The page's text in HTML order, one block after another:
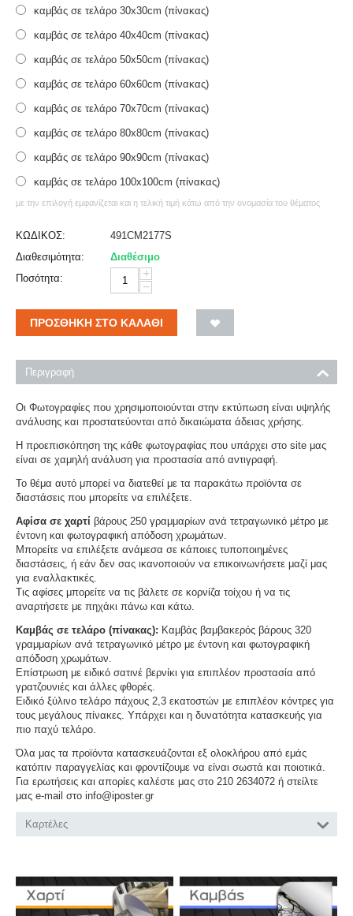
καμβάς σε τελάρο 30x30cm (πίνακας)
καμβάς σε τελάρο 40x40cm (πίνακας)
καμβάς σε τελάρο 50x50cm (πίνακας)
καμβάς σε τελάρο 60x60cm (πίνακας)
καμβάς σε τελάρο 70x70cm (πίνακας)
καμβάς σε τελάρο 80x80cm (πίνακας)
καμβάς σε τελάρο 90x90cm (πίνακας)
καμβάς σε τελάρο 100x100cm (πίνακας)
με την επιλογή εμφανίζεται και η τελική τιμή κάτω από την ονομασία του θέματος
ΚΩΔΙΚΟΣ:
491CM2177S
Διαθεσιμότητα:
Διαθέσιμο
Ποσότητα:
+
−
ΠΡΟΣΘΉΚΗ ΣΤΟ ΚΑΛΆΘΙ
Περιγραφή
Οι Φωτογραφίες που χρησιμοποιούνται στην εκτύπωση είναι υψηλής
ανάλυσης και προστατεύονται από δικαιώματα άδειας χρήσης.
Η προεπισκόπηση της κάθε φωτογραφίας που υπάρχει στο site μας
είναι σε χαμηλή ανάλυση για προστασία από αντιγραφή.
Το θέμα αυτό μπορεί να διατεθεί με τα παρακάτω προϊόντα σε
διαστάσεις που μπορείτε να επιλέξετε.
Αφίσα σε χαρτί βάρους 250 γραμμαρίων ανά τετραγωνικό μέτρο με
έντονη και φωτογραφική απόδοση χρωμάτων.
Μπορείτε να επιλέξετε ανάμεσα σε κάποιες τυποποιημένες
διαστάσεις, ή εάν δεν σας ικανοποιούν να επικοινωνήσετε μαζί μας
για εναλλακτικές.
Τις αφίσες μπορείτε να τις βάλετε σε κορνίζα τοίχου ή να τις
αναρτήσετε με πηχάκι πάνω και κάτω.
Καμβάς σε τελάρο (πίνακας): Καμβάς βαμβακερός βάρους 320
γραμμαρίων ανά τετραγωνικό μέτρο με έντονη και φωτογραφική
απόδοση χρωμάτων.
Επίστρωση με ειδικό σατινέ βερνίκι για επιπλέον προστασία από
γρατζουνιές και άλλες φθορές.
Ειδικό ξύλινο τελάρο πάχους 2,3 εκατοστών με επιπλέον κόντρες για
τους μεγάλους πίνακες. Υπάρχει και η δυνατότητα κατασκευής για
πιο παχύ τελάρο.
Όλα μας τα προϊόντα κατασκευάζονται εξ ολοκλήρου από εμάς
κατόπιν παραγγελίας και φροντίζουμε να είναι σωστά και ποιοτικά.
Για ερωτήσεις και απορίες καλέστε μας στο 210 2634072 ή στείλτε
μας e-mail στο info@iposter.gr
Καρτέλες